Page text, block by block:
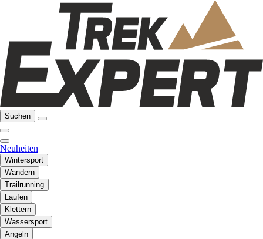
Suchen
Neuheiten
Wintersport
Wandern
Trailrunning
Laufen
Klettern
Wassersport
Angeln